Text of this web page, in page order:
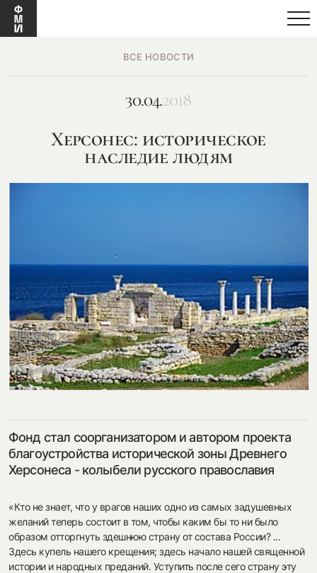
посмотреть на карте
my.history.fond@bk.ru
ВСЕ НОВОСТИ
30.04.2018
Херсонес: историческое
наследие людям
Фонд стал соорганизатором и автором проекта
благоустройства исторической зоны Древнего
Херсонеса - колыбели русского православия
«Кто не знает, что у врагов наших одно из самых задушевных
желаний теперь состоит в том, чтобы каким бы то ни было
образом отторгнуть здешнюю страну от состава России? ...
Здесь купель нашего крещения; здесь начало нашей священной
истории и народных преданий. Уступить после сего страну эту